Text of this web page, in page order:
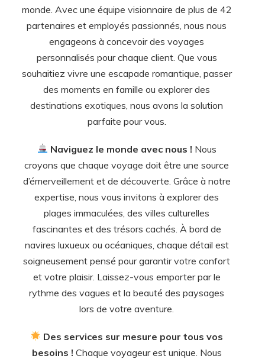
monde. Avec une équipe visionnaire de plus de 42
partenaires et employés passionnés, nous nous
engageons à concevoir des voyages
personnalisés pour chaque client. Que vous
souhaitiez vivre une escapade romantique, passer
des moments en famille ou explorer des
destinations exotiques, nous avons la solution
parfaite pour vous.
Naviguez le monde avec nous ! Nous
croyons que chaque voyage doit être une source
d’émerveillement et de découverte. Grâce à notre
expertise, nous vous invitons à explorer des
plages immaculées, des villes culturelles
fascinantes et des trésors cachés. À bord de
navires luxueux ou océaniques, chaque détail est
soigneusement pensé pour garantir votre confort
et votre plaisir. Laissez-vous emporter par le
rythme des vagues et la beauté des paysages
lors de votre aventure.
Des services sur mesure pour tous vos
besoins ! Chaque voyageur est unique. Nous